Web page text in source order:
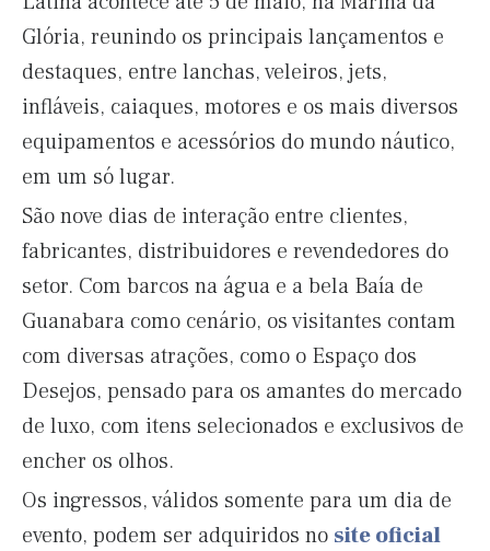
Glória, reunindo os principais lançamentos e
destaques, entre lanchas, veleiros, jets,
infláveis, caiaques, motores e os mais diversos
equipamentos e acessórios do mundo náutico,
em um só lugar.
São nove dias de interação entre clientes,
fabricantes, distribuidores e revendedores do
setor. Com barcos na água e a bela Baía de
Guanabara como cenário, os visitantes contam
com diversas atrações, como o Espaço dos
Desejos, pensado para os amantes do mercado
de luxo, com itens selecionados e exclusivos de
encher os olhos.
Os ingressos, válidos somente para um dia de
evento, podem ser adquiridos no site oficial